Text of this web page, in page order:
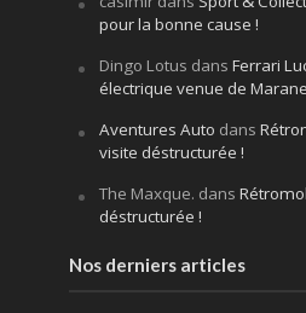
pour la bonne cause !
Dingo Lotus dans Ferrari
électrique venue de
Aventures Auto dans
visite déstructurée !
The Maxque. dans
déstructurée !
Nos derniers articles